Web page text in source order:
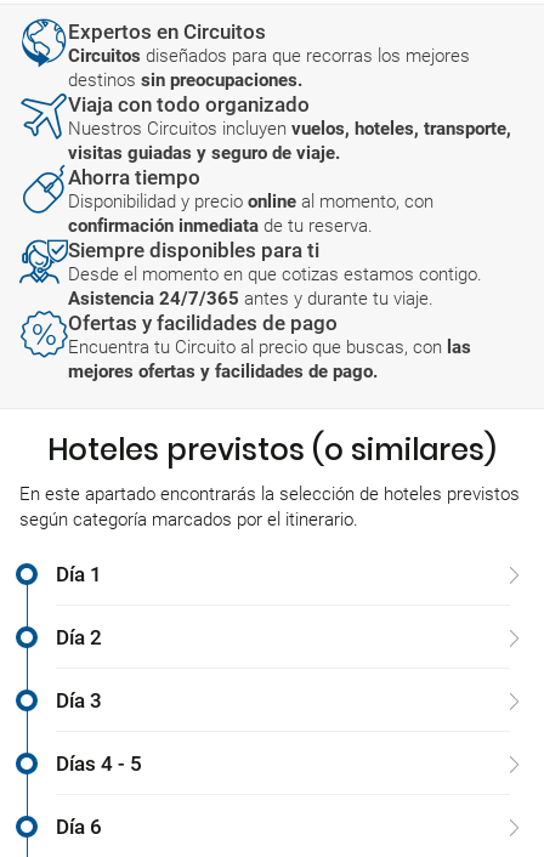
Expertos en Circuitos
Circuitos diseñados para que recorras los mejores
destinos sin preocupaciones.
Viaja con todo organizado
Nuestros Circuitos incluyen vuelos, hoteles, transporte,
visitas guiadas y seguro de viaje.
Ahorra tiempo
Disponibilidad y precio online al momento, con
confirmación inmediata de tu reserva.
Siempre disponibles para ti
Desde el momento en que cotizas estamos contigo.
Asistencia 24/7/365 antes y durante tu viaje.
Ofertas y facilidades de pago
Encuentra tu Circuito al precio que buscas, con las
mejores ofertas y facilidades de pago.
Hoteles previstos (o similares)
En este apartado encontrarás la selección de hoteles previstos
según categoría marcados por el itinerario.
Día 1
Día 2
Día 3
Días 4 - 5
Día 6